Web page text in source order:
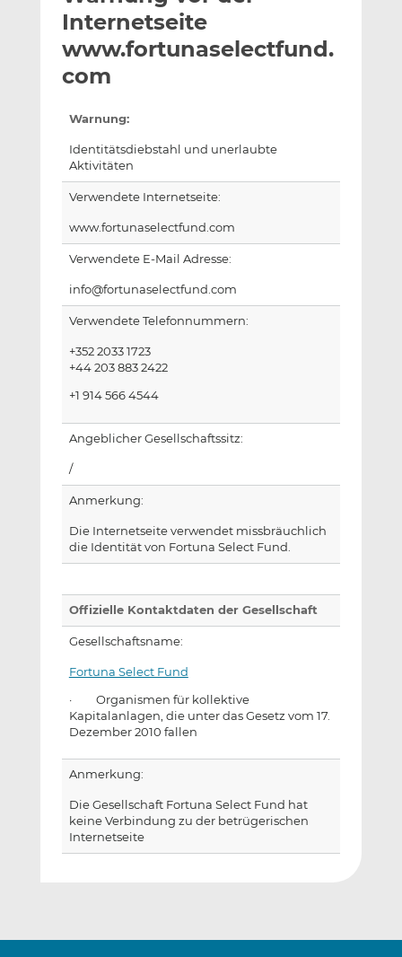
l
a
n
n
k
e
e
i
l
e
n
c
e
b
e
i
l
e
n
Internetseite
www.fortunaselectfund.
com
Warnung:
Identitätsdiebstahl und unerlaubte
Aktivitäten
Verwendete Internetseite:
www.fortunaselectfund.com
Verwendete E-Mail Adresse:
info@fortunaselectfund.com
Verwendete Telefonnummern:
+352 2033 1723
+44 203 883 2422
+1 914 566 4544
Angeblicher Gesellschaftssitz:
/
Anmerkung:
Die Internetseite verwendet missbräuchlich
die Identität von Fortuna Select Fund.
Offizielle Kontaktdaten der Gesellschaft
Gesellschaftsname:
Fortuna Select Fund
· Organismen für kollektive
Kapitalanlagen, die unter das Gesetz vom 17.
Dezember 2010 fallen
Anmerkung:
Die Gesellschaft Fortuna Select Fund hat
keine Verbindung zu der betrügerischen
Internetseite